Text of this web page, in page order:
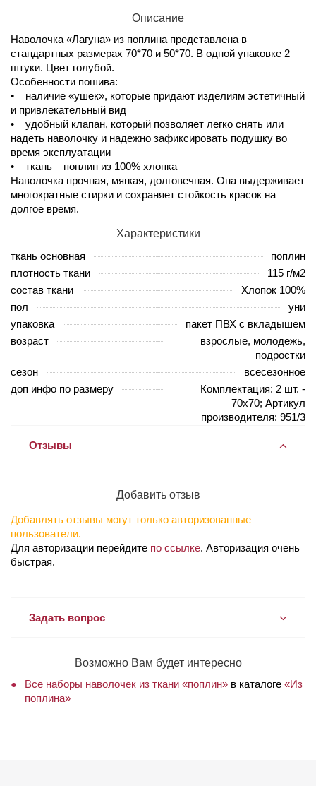
Описание
Наволочка «Лагуна» из поплина представлена в
стандартных размерах 70*70 и 50*70. В одной упаковке 2
штуки. Цвет голубой.
Особенности пошива:
• наличие «ушек», которые придают изделиям эстетичный
и привлекательный вид
• удобный клапан, который позволяет легко снять или
надеть наволочку и надежно зафиксировать подушку во
время эксплуатации
• ткань – поплин из 100% хлопка
Наволочка прочная, мягкая, долговечная. Она выдерживает
многократные стирки и сохраняет стойкость красок на
долгое время.
Характеристики
ткань основная
поплин
плотность ткани
115 г/м2
состав ткани
Хлопок 100%
пол
уни
упаковка
пакет ПВХ с вкладышем
возраст
взрослые, молодежь,
подростки
сезон
всесезонное
доп инфо по размеру
Комплектация: 2 шт. -
70х70; Артикул
производителя: 951/3
Отзывы
Добавить отзыв
Добавлять отзывы могут только авторизованные
пользователи.
Для авторизации перейдите по ссылке. Авторизация очень
быстрая.
Задать вопрос
Возможно Вам будет интересно
Все наборы наволочек из ткани «поплин» в каталоге «Из
поплина»